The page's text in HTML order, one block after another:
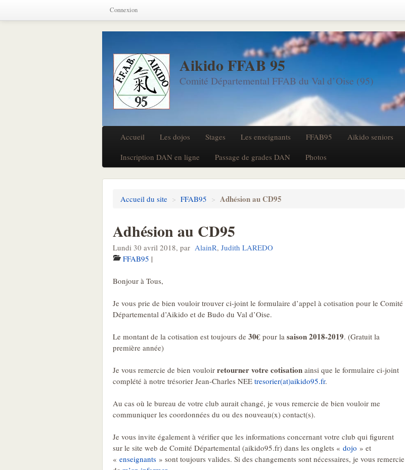
Aikido FFAB 95
Comité Départemental FFAB du Val d’Oise (95)
Accueil Les dojos Stages Les enseignants FFAB95 Aïkido seniors
Inscription DAN en ligne
Passage de grades DAN Photos
Accueil du site > FFAB95 > Adhésion au CD95
Adhésion au CD95
Lundi 30 avril 2018, par AlainR, Judith LAREDO
FFAB95 |
Bonjour à Tous,
Je vous prie de bien vouloir trouver ci-joint le formulaire d’appel à cotisation pour le Comité
Départemental d’Aikido et de Budo du Val d’Oise.
Le montant de la cotisation est toujours de 30€ pour la saison 2018-2019. (Gratuit la
première année)
Je vous remercie de bien vouloir retourner votre cotisation ainsi que le formulaire ci-joint
complété à notre trésorier Jean-Charles NEE tresorier(at)aikido95.fr.
Au cas où le bureau de votre club aurait changé, je vous remercie de bien vouloir me
communiquer les coordonnées du ou des nouveau(x) contact(s).
Je vous invite également à vérifier que les informations concernant votre club qui figurent
sur le site web de Comité Départemental (aikido95.fr) dans les onglets « dojo » et
« enseignants » sont toujours valides. Si des changements sont nécessaires, je vous remercie
Connexion